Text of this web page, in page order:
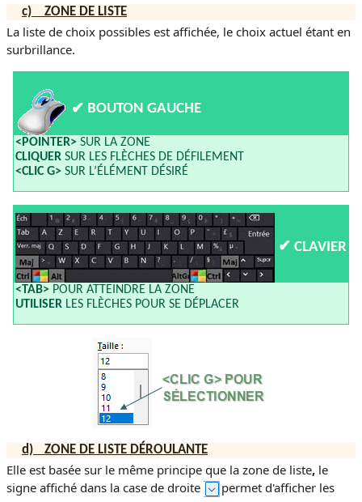
c) ZONE DE LISTE
La liste de choix possibles est affichée, le choix actuel étant en
surbrillance.
✔ BOUTON GAUCHE
<POINTER>SUR LA ZONE
CLIQUERSUR LES FLÈCHES DE DÉFILEMENT
<CLIC G>SUR L’ÉLÉMENT DÉSIRÉ
✔ CLAVIER
<TAB>POUR ATTEINDRE LA ZONE
UTILISERLES FLÈCHES POUR SE DÉPLACER
d) ZONE DE LISTE DÉROULANTE
Elle est basée sur le même principe que la zone de liste, le
signe affiché dans la case de droite
permet d'afficher les